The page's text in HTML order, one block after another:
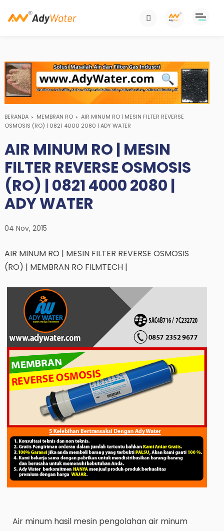
BERANDA MEMBRAN RO
AIR MINUM RO | MESIN FILTER REVERSE
OSMOSIS (RO) | 0821 4000 2080 | ADY WATER
AIR MINUM RO | MESIN
FILTER REVERSE OSMOSIS
(RO) | 0821 4000 2080 |
ADY WATER
04 Nov, 2015
AIR MINUM RO | MESIN FILTER REVERSE OSMOSIS
(RO) | MEMBRAN RO FILMTECH |
Air minum hasil mesin pengolahan air minum